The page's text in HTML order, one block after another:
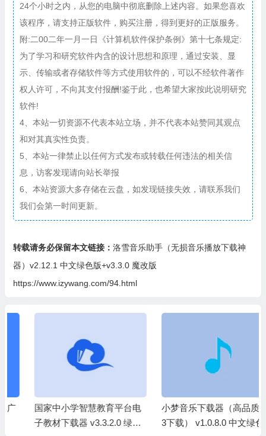
24个小时之内，从您的电脑中彻底删除上述内容。如果您喜欢
该程序，请支持正版软件，购买注册，得到更好的正版服务。
附:二00二年一月一日《计算机软件保护条例》第十七条规定:
为了学习和研究软件内含的设计思想和原理，通过安装、显
示、传输或者存储软件等方式使用软件的，可以不经软件著作
权人许可，不向其支付报酬!鉴于此，也希望大家按此说明研究
软件!
4、本站一切资源不代表本站立场，并不代表本站赞同其观点
和对其真实性负责。
5、本站一律禁止以任何方式发布或转载任何违法的相关信
息，访客发现请向站长举报
6、本站资源大多存储在云盘，如发现链接失效，请联系我们
我们会第一时间更新。
转载请务必保留本文链接： 洛雪音乐助手（无损音乐播放下载神
器）v2.12.1 中文绿色版+v3.3.0 魔改版
https://www.izywang.com/94.html
国家中小学智慧教育平台电
子教材下载器 v3.3.2.0 绿色
小梦音乐下载器（高品质MP
3下载） v1.0.8.0 中文绿色版